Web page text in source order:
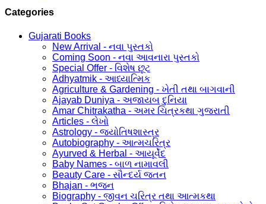
Categories
Gujarati Books
New Arrival - નવા પુસ્તકો
Coming Soon - નવા આવનારા પુસ્તકો
Special Offer - વિશેષ છૂટ
Adhyatmik - આધ્યાત્મિક
Agriculture & Gardening - ખેતી તથા બાગવાની
Ajayab Duniya - અજાયબ દુનિયા
Amar Chitrakatha - અમર ચિત્રકથા ગુજરાતી
Articles - લેખો
Astrology - જ્યોતિષશાસ્ત્ર
Autobiography - આત્મચરિત્ર
Ayurved & Herbal - આયૂર્વેદ
Baby Names - બાળ નામાવલી
Beauty Care - સૌન્દર્ય જતન
Bhajan - ભજન
Biography - જીવન ચરિત્ર તથા આત્મકથા